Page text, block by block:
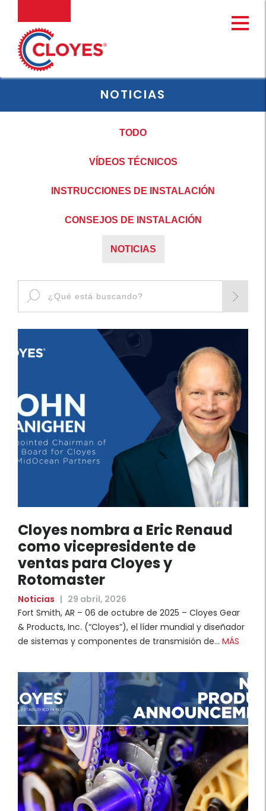
contenido
NOTICIAS
TODO
VÍDEOS TÉCNICOS
INSTRUCCIONES DE INSTALACIÓN
CONSEJOS DE INSTALACIÓN
NOTICIAS
Search
for:
Cloyes nombra a Eric Renaud
como vicepresidente de
ventas para Cloyes y
Rotomaster
Noticias | 29 abril, 2026
Fort Smith, AR – 06 de octubre de 2025 – Cloyes Gear
& Products, Inc. (“Cloyes”), el líder mundial y diseñador
de sistemas y componentes de transmisión de… MÁS